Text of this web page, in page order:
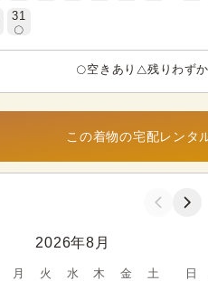
31
空きあり 残りわずか
この着物の宅配レンタ
2026年8月
月 火 水 木 金
土
日